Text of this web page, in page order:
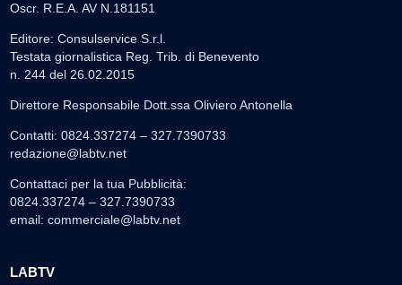
Oscr. R.E.A. AV N.181151
Editore: Consulservice S.r.l.
Testata giornalistica Reg. Trib. di Benevento
n. 244 del 26.02.2015
Direttore Responsabile Dott.ssa Oliviero Antonella
Contatti: 0824.337274 – 327.7390733
redazione@labtv.net
Contattaci per la tua Pubblicità:
0824.337274 – 327.7390733
email: commerciale@labtv.net
LABTV